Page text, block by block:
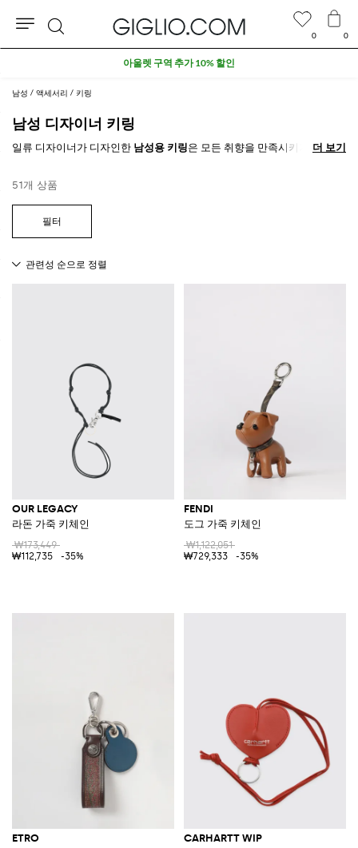
남성 액세서리 키링
남성 디자이너 키링
일류 디자이너가 디자인한 남성용 키링은 모든 취향을 만족시키기 위해 여
더 보기
더 보기
51개 상품
OUR LEGACY
라돈 가죽 키체인
₩173,449
₩112,735
-35%
FENDI
도그 가죽 키체인
₩1,122,051
₩729,333
-35%
ETRO CARHARTT WIP
0 0
검
아울렛 구역 추가 10% 할인